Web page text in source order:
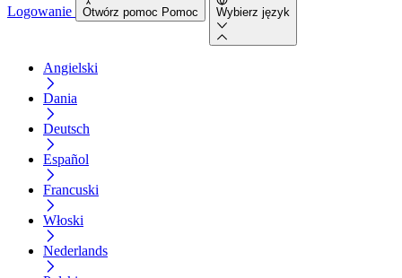
Logowanie Otwórz pomoc Pomoc Wybierz język
Angielski
Dania
Deutsch
Español
Francuski
Włoski
Nederlands